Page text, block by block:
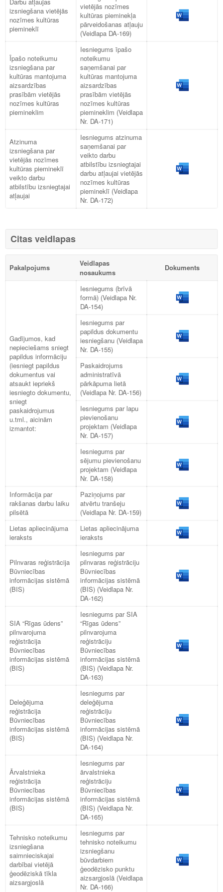
izsniegšana vietējās
nozīmes kultūras
piemineklī
vietējās nozīmes
kultūras pieminekļa
pārveidošanas atļauju
(Veidlapa DA-169)
Īpašo noteikumu
izsniegšana par
kultūras mantojuma
aizsardzības
prasībām vietējās
nozīmes kultūras
piemineklim
Iesniegums īpašo
noteikumu
saņemšanai par
kultūras mantojuma
aizsardzības
prasībām vietējās
nozīmes kultūras
piemineklim (Veidlapa
Nr. DA-171)
Atzinuma
izsniegšana par
vietējās nozīmes
kultūras piemineklī
veikto darbu
atbilstību izsniegtajai
atļaujai
Iesniegums atzinuma
saņemšanai par
veikto darbu
atbilstību izsniegtajai
darbu atļaujai vietējās
nozīmes kultūras
piemineklī (Veidlapa
Nr. DA-172)
Citas veidlapas
Pakalpojums
Veidlapas
nosaukums
Dokuments
Gadījumos, kad
nepieciešams sniegt
papildus informāciju
(iesniegt papildus
dokumentus vai
atsaukt iepriekš
iesniegto dokumentu,
sniegt
paskaidrojumus
u.tml., aicinām
izmantot:
Iesniegums (brīvā
formā) (Veidlapa Nr.
DA-154)
Iesniegums par
papildus dokumentu
iesniegšanu (Veidlapa
Nr. DA-155)
Paskaidrojums
administratīvā
pārkāpuma lietā
(Veidlapa Nr. DA-156)
Iesniegums par lapu
pievienošanu
projektam (Veidlapa
Nr. DA-157)
Iesniegums par
sējumu pievienošanu
projektam (Veidlapa
Nr. DA-158)
Informācija par
rakšanas darbu laiku
pilsētā
Paziņojums par
atvērtu tranšeju
(Veidlapa Nr. DA-159)
Lietas apliecinājuma
ieraksts
Lietas apliecinājuma
ieraksts
Pilnvaras reģistrācija
Būvniecības
informācijas sistēmā
(BIS)
Iesniegums par
pilnvaras reģistrāciju
Būvniecības
informācijas sistēmā
(BIS) (Veidlapa Nr.
DA-162)
SIA “Rīgas ūdens”
pilnvarojuma
reģistrācija
Būvniecības
informācijas sistēmā
(BIS)
Iesniegums par SIA
“Rīgas ūdens”
pilnvarojuma
reģistrāciju
Būvniecības
informācijas sistēmā
(BIS) (Veidlapa Nr.
DA-163)
Deleģējuma
reģistrācija
Būvniecības
informācijas sistēmā
(BIS)
Iesniegums par
deleģējuma
reģistrāciju
Būvniecības
informācijas sistēmā
(BIS) (Veidlapa Nr.
DA-164)
Ārvalstnieka
reģistrācija
Būvniecības
informācijas sistēmā
(BIS)
Iesniegums par
ārvalstnieka
reģistrāciju
Būvniecības
informācijas sistēmā
(BIS) (Veidlapa Nr.
DA-165)
Tehnisko noteikumu
izsniegšana
saimnieciskajai
darbībai vietējā
ģeodēziskā tīkla
aizsargjoslā
Iesniegums par
tehnisko noteikumu
izsniegšanu
būvdarbiem
ģeodēzisko punktu
aizsargjoslā (Veidlapa
Nr. DA-166)